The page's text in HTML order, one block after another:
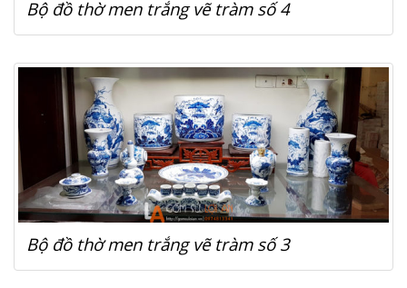
Bộ đồ thờ men trắng vẽ tràm số 4
Bộ đồ thờ men trắng vẽ tràm số 3